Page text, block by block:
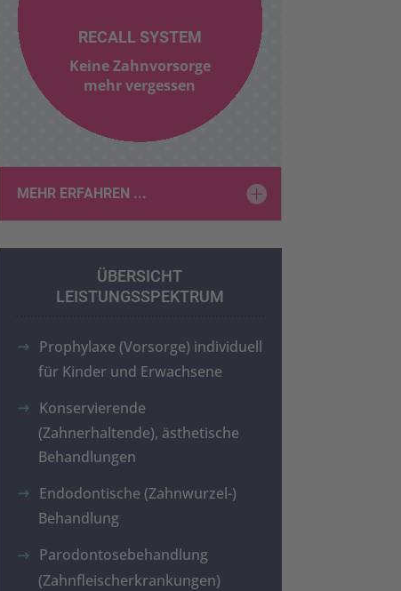
RECALL SYSTEM
Keine Zahnvorsorge
mehr vergessen
MEHR ERFAHREN ...
ÜBERSICHT
LEISTUNGSSPEKTRUM
Prophylaxe (Vorsorge) individuell
für Kinder und Erwachsene
Konservierende
(Zahnerhaltende), ästhetische
Behandlungen
Endodontische (Zahnwurzel-)
Behandlung
Parodontosebehandlung
(Zahnfleischerkrankungen)